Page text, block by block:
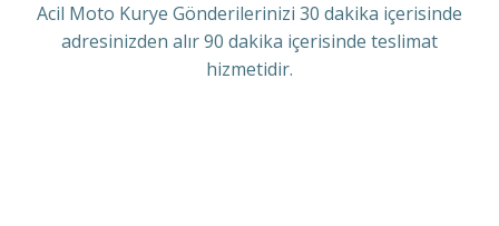
Acil Moto Kurye Gönderilerinizi 30 dakika içerisinde
adresinizden alır 90 dakika içerisinde teslimat
hizmetidir.